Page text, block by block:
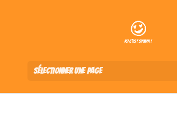
Sélectionner une page